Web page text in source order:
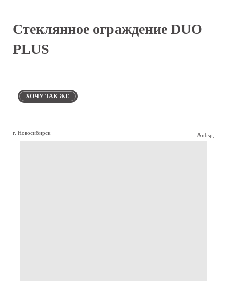
Стеклянное ограждение DUO
PLUS
ХОЧУ ТАК ЖЕ
г. Новосибирск &nbsp;